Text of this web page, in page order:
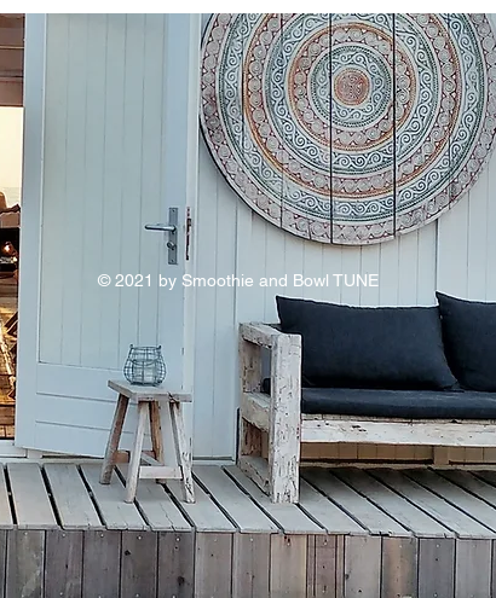
© 2021 by Smoothie and Bowl TUNE